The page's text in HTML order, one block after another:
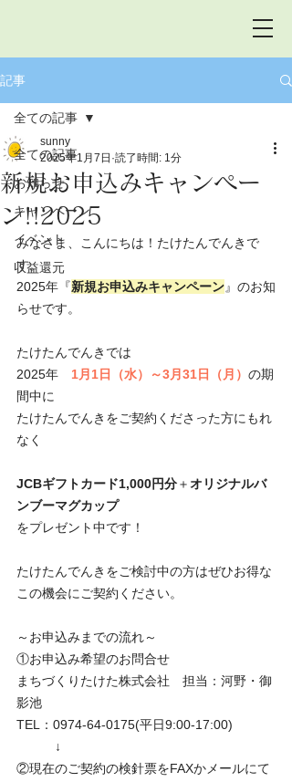
記事
全ての記事
お知らせ
キャンペーン
イベント
収益還元
全ての記事
新規お申込みキャンペー
ン!!2025
sunny
2025年1月7日 読了時間: 1分
みなさま、こんにちは！たけたんでんきで
す。
2025年『新規お申込みキャンペーン』のお知
らせです。
たけたんでんきでは
2025年 1月1日（水）～3月31日（月） の期
間中に
たけたんでんきをご契約くださった方にもれ
なく
JCBギフトカード1,000円分＋オリジナルバ
ンブーマグカップ
をプレゼント中です！
たけたんでんきをご検討中の方はぜひお得な
この機会にご契約ください。
～お申込みまでの流れ～
①お申込み希望のお問合せ
まちづくりたけた株式会社　担当：河野・御
影池
TEL：0974-64-0175(平日9:00-17:00)
↓
②現在のご契約の検針票をFAXかメールにて